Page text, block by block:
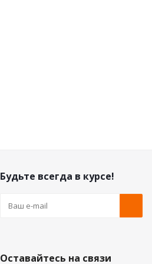
Будьте всегда в курсе!
Оставайтесь на связи